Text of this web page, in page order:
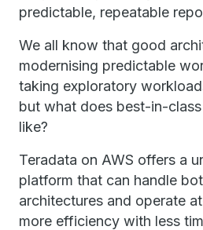
predictable, repeatable
We all know that good
modernising predictable
taking exploratory
but what does best-in-
like?
Teradata on AWS offers a
platform that can handle
architectures and operate
more efficiency with less